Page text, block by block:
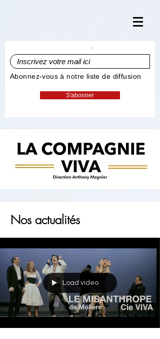
Abonnez-vous à notre liste de diffusion
S'abonner
Nos actualités
Load video